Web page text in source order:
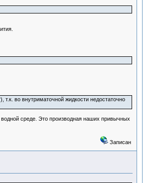
во внутриматочной жидкости недостаточно
среде. Это производная наших привычных
Записан